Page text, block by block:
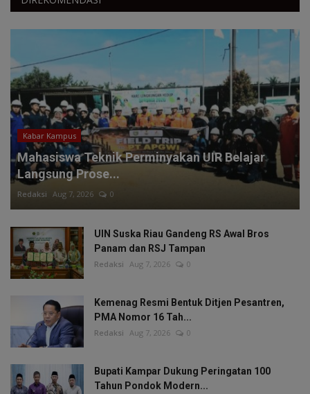
Kabar Kampus
Mahasiswa Teknik Perminyakan UIR Belajar
Langsung Prose...
Redaksi Aug 7, 2026 0
UIN Suska Riau Gandeng RS Awal Bros
Panam dan RSJ Tampan
Redaksi Aug 7, 2026 0
Kemenag Resmi Bentuk Ditjen Pesantren,
PMA Nomor 16 Tah...
Redaksi Aug 7, 2026 0
Bupati Kampar Dukung Peringatan 100
Tahun Pondok Modern...